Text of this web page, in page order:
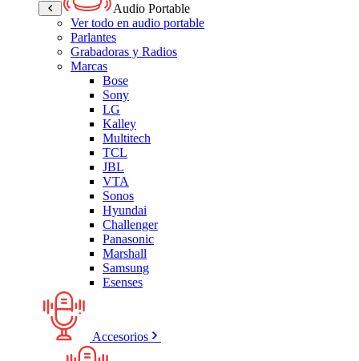
Audio Portable
Ver todo en audio portable
Parlantes
Grabadoras y Radios
Marcas
Bose
Sony
LG
Kalley
Multitech
TCL
JBL
VTA
Sonos
Hyundai
Challenger
Panasonic
Marshall
Samsung
Esenses
Accesorios